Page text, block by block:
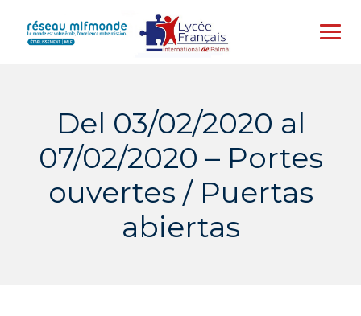
content
Del 03/02/2020 al
07/02/2020 – Portes
ouvertes / Puertas
abiertas